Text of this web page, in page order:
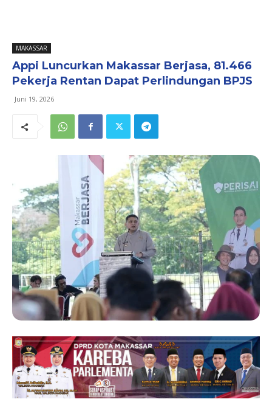
MAKASSAR
Appi Luncurkan Makassar Berjasa, 81.466
Pekerja Rentan Dapat Perlindungan BPJS
Juni 19, 2026